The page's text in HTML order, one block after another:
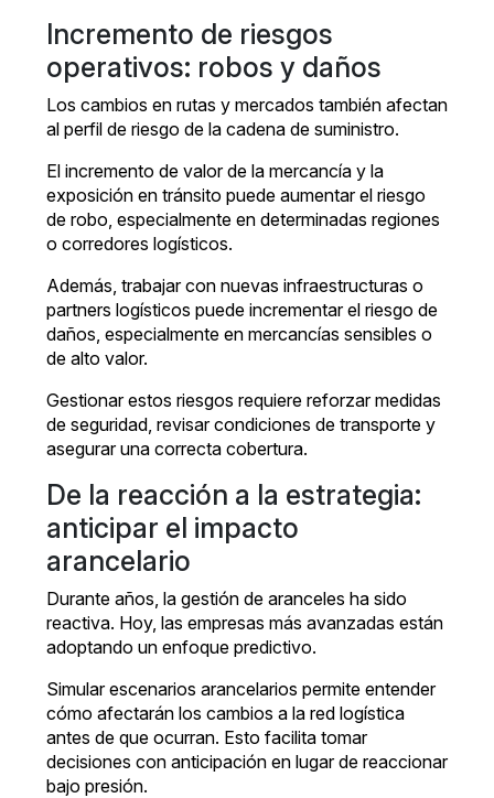
Incremento de riesgos
operativos: robos y daños
Los cambios en rutas y mercados también afectan
al perfil de riesgo de la cadena de suministro.
El incremento de valor de la mercancía y la
exposición en tránsito puede aumentar el riesgo
de robo, especialmente en determinadas regiones
o corredores logísticos.
Además, trabajar con nuevas infraestructuras o
partners logísticos puede incrementar el riesgo de
daños, especialmente en mercancías sensibles o
de alto valor.
Gestionar estos riesgos requiere reforzar medidas
de seguridad, revisar condiciones de transporte y
asegurar una correcta cobertura.
De la reacción a la estrategia:
anticipar el impacto
arancelario
Durante años, la gestión de aranceles ha sido
reactiva. Hoy, las empresas más avanzadas están
adoptando un enfoque predictivo.
Simular escenarios arancelarios permite entender
cómo afectarán los cambios a la red logística
antes de que ocurran. Esto facilita tomar
decisiones con anticipación en lugar de reaccionar
bajo presión.